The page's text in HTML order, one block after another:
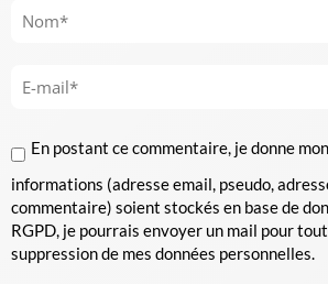
En postant ce commentaire, je donne
informations (adresse email, pseudo,
commentaire) soient stockés en base de
RGPD, je pourrais envoyer un mail pour
suppression de mes données personnelles.